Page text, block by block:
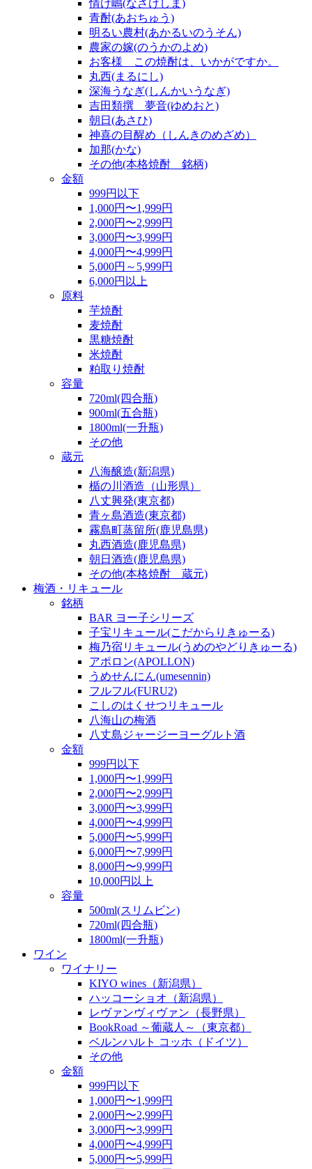
情け嶋(なさけしま)
青酎(あおちゅう)
明るい農村(あかるいのうそん)
農家の嫁(のうかのよめ)
お客様 この焼酎は、いかがですか。
丸西(まるにし)
深海うなぎ(しんかいうなぎ)
吉田類撰 夢音(ゆめおと)
朝日(あさひ)
神喜の目醒め（しんきのめざめ）
加那(かな)
その他(本格焼酎 銘柄)
金額
999円以下
1,000円〜1,999円
2,000円〜2,999円
3,000円〜3,999円
4,000円〜4,999円
5,000円～5,999円
6,000円以上
原料
芋焼酎
麦焼酎
黒糖焼酎
米焼酎
粕取り焼酎
容量
720ml(四合瓶)
900ml(五合瓶)
1800ml(一升瓶)
その他
蔵元
八海醸造(新潟県)
楯の川酒造（山形県）
八丈興発(東京都)
青ヶ島酒造(東京都)
霧島町蒸留所(鹿児島県)
丸西酒造(鹿児島県)
朝日酒造(鹿児島県)
その他(本格焼酎 蔵元)
梅酒・リキュール
銘柄
BAR ヨー子シリーズ
子宝リキュール(こだからりきゅーる)
梅乃宿リキュール(うめのやどりきゅーる)
アポロン(APOLLON)
うめせんにん(umesennin)
フルフル(FURU2)
こしのはくせつリキュール
八海山の梅酒
八丈島ジャージーヨーグルト酒
金額
999円以下
1,000円〜1,999円
2,000円〜2,999円
3,000円〜3,999円
4,000円〜4,999円
5,000円〜5,999円
6,000円〜7,999円
8,000円〜9,999円
10,000円以上
容量
500ml(スリムビン)
720ml(四合瓶)
1800ml(一升瓶)
ワイン
ワイナリー
KIYO wines（新潟県）
ハッコーショオ（新潟県）
レヴァンヴィヴァン（長野県）
BookRoad ～葡蔵人～（東京都）
ベルンハルト コッホ（ドイツ）
その他
金額
999円以下
1,000円〜1,999円
2,000円〜2,999円
3,000円〜3,999円
4,000円〜4,999円
5,000円〜5,999円